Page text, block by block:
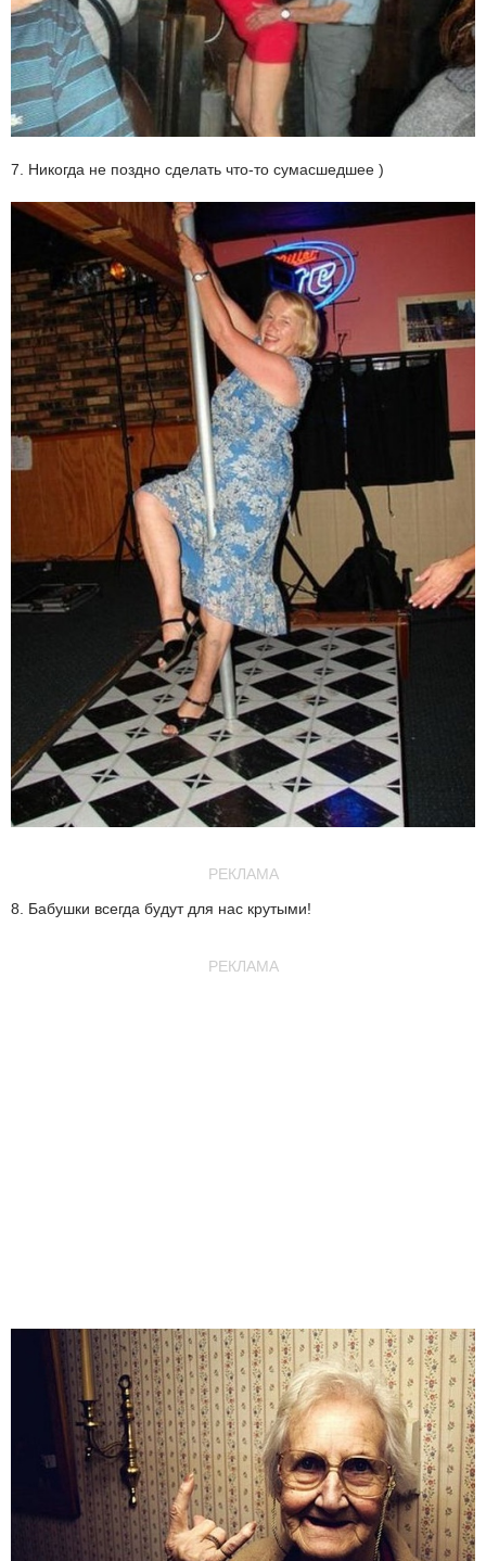
7. Никогда не поздно сделать что-то сумасшедшее )
РЕКЛАМА
8. Бабушки всегда будут для нас крутыми!
РЕКЛАМА